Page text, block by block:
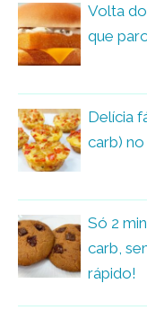
Volta
que
Delícia
carb)
Só 2
carb,
rápido!